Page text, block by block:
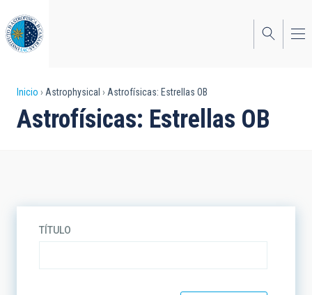
al
contenido
principal
Sobrescribir
enlaces
navegación
Inicio Astrophysical Astrofísicas: Estrellas OB
Astrofísicas: Estrellas OB
TÍTULO